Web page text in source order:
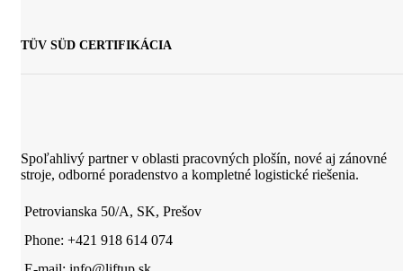
TÜV SÜD CERTIFIKÁCIA
Spoľahlivý partner v oblasti pracovných plošín, nové aj zánovné
stroje, odborné poradenstvo a kompletné logistické riešenia.
Petrovianska 50/A, SK, Prešov
Phone: +421 918 614 074